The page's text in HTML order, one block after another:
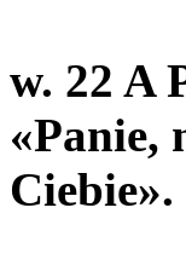
w. 22 A
«Panie,
Ciebie».